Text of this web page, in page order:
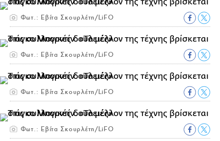
Φωτ.: Εβίτα Σκουρλέτη/LiFO
Φωτ.: Εβίτα Σκουρλέτη/LiFO
Φωτ.: Εβίτα Σκουρλέτη/LiFO
Φωτ.: Εβίτα Σκουρλέτη/LiFO